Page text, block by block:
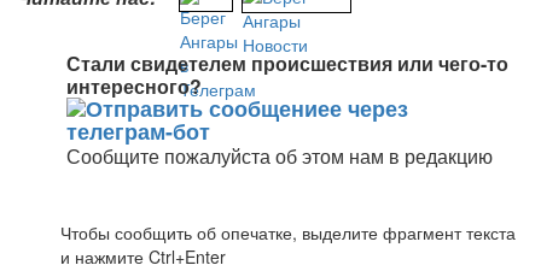
Стали свидетелем происшествия или чего-то
интересного?
Сообщите пожалуйста об этом нам в редакцию
Чтобы сообщить об опечатке, выделите фрагмент текста
и нажмите Ctrl+Enter